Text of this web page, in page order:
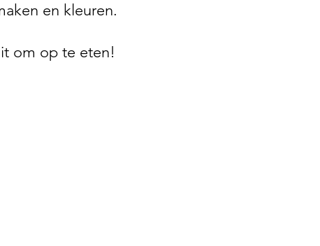
en kleuren.
om op te eten!